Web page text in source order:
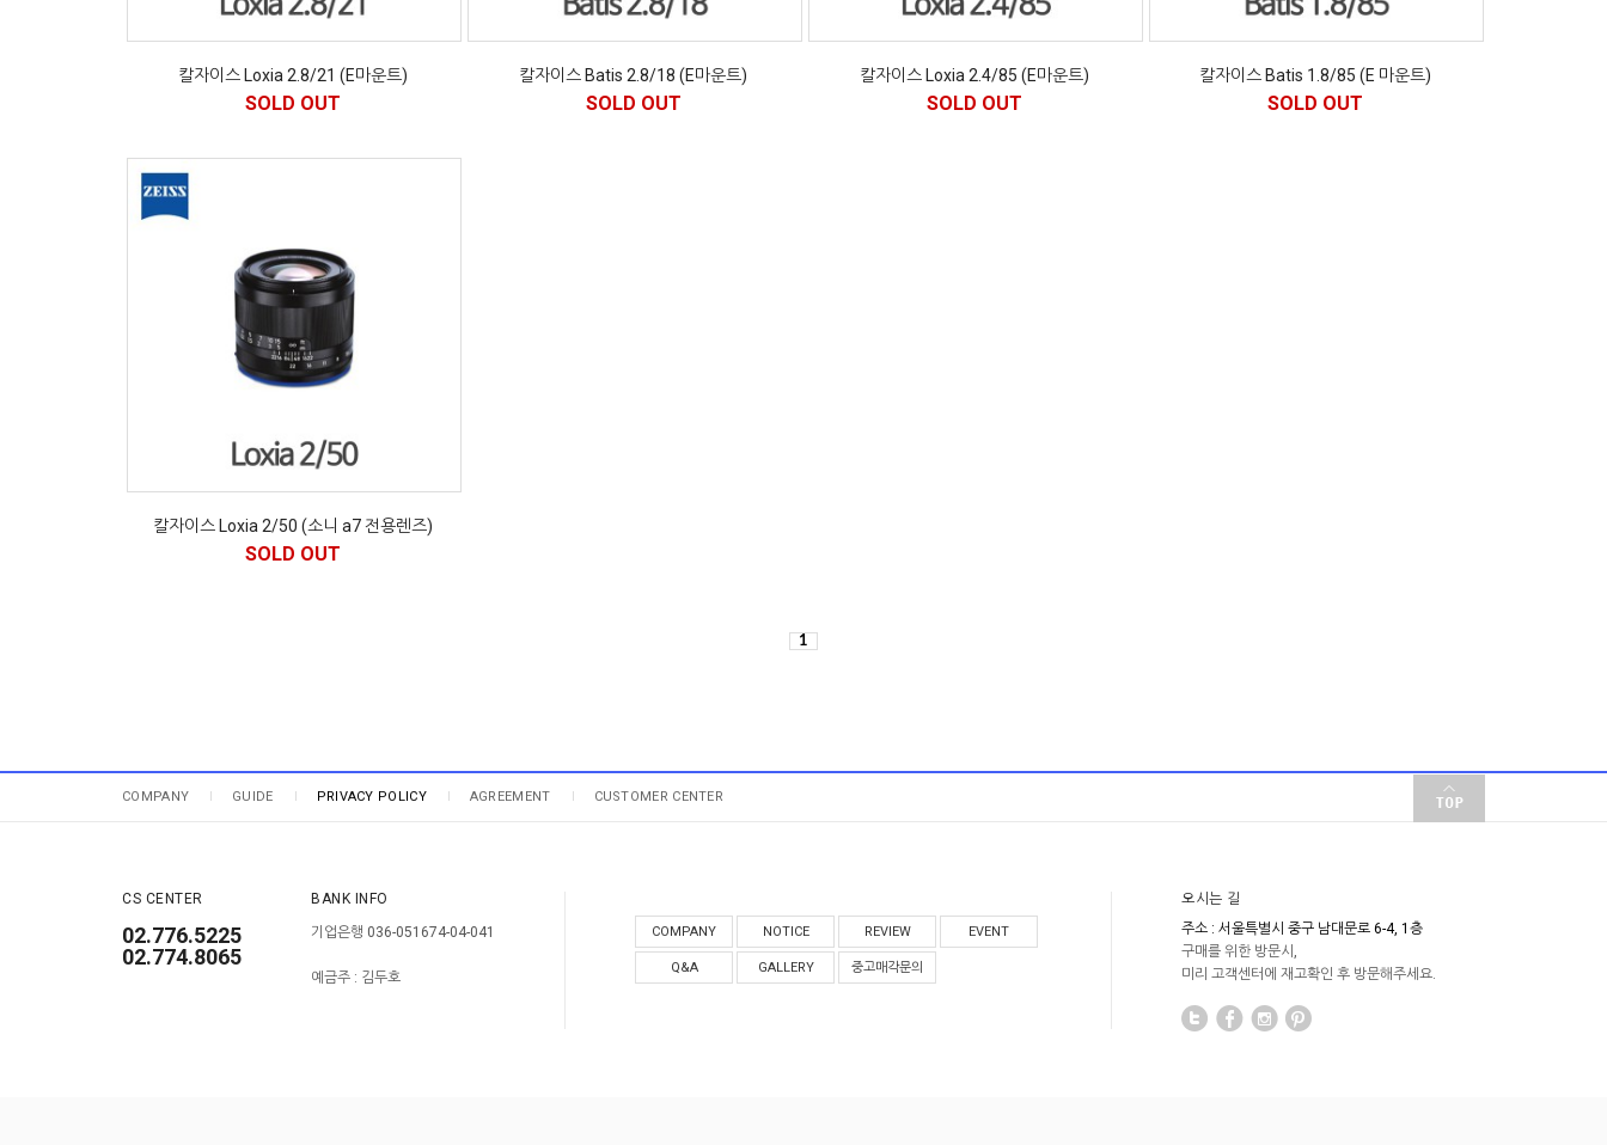
칼자이스 Loxia 2.8/21 (E마운트)
SOLD OUT
칼자이스 Batis 2.8/18 (E마운트)
SOLD OUT
칼자이스 Loxia 2.4/85 (E마운트)
SOLD OUT
칼자이스 Batis 1.8/85 (E 마운트)
SOLD OUT
칼자이스 Loxia 2/50 (소니 a7 전용렌즈)
SOLD OUT
1
COMPANY GUIDE PRIVACY POLICY AGREEMENT CUSTOMER CENTER
CS CENTER
02.776.5225
02.774.8065
BANK INFO
기업은행 036-051674-04-041
예금주 : 김두호
COMPANY NOTICE REVIEW EVENT
Q&A GALLERY 중고매각문의
오시는 길
주소 : 서울특별시 중구 남대문로 6-4, 1층
구매를 위한 방문시,
미리 고객센터에 재고확인 후 방문해주세요.